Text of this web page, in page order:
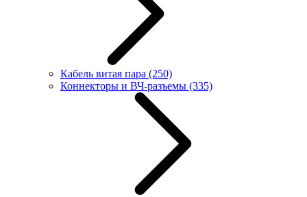
Кабель витая пара (250)
Коннекторы и ВЧ-разъемы (335)